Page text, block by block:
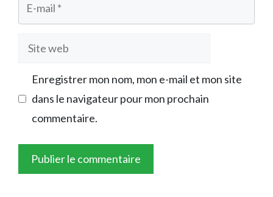
mail
Site
Enregistrer mon nom, mon e-mail et mon site
dans le navigateur pour mon prochain
commentaire.